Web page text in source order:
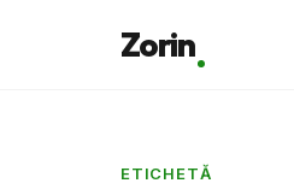
Zorin
ETICHETĂ